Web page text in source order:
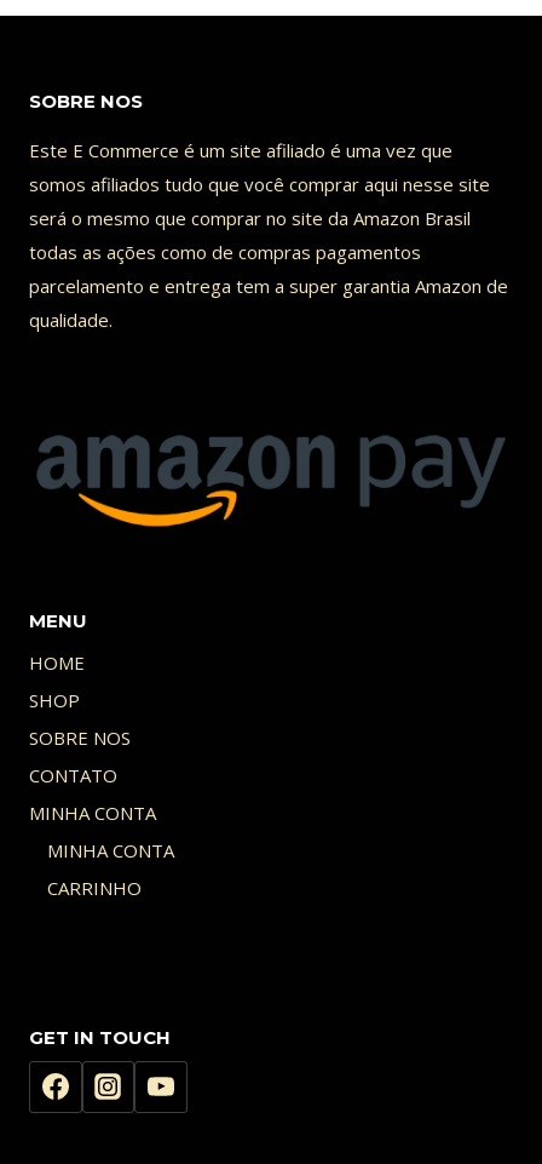
SOBRE NOS
Este E Commerce é um site afiliado é uma vez que
somos afiliados tudo que você comprar aqui nesse site
será o mesmo que comprar no site da Amazon Brasil
todas as ações como de compras pagamentos
parcelamento e entrega tem a super garantia Amazon de
qualidade.
MENU
HOME
SHOP
SOBRE NOS
CONTATO
MINHA CONTA
MINHA CONTA
CARRINHO
GET IN TOUCH